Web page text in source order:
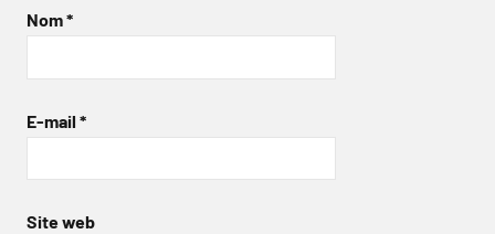
Nom*
E-mail *
Site web